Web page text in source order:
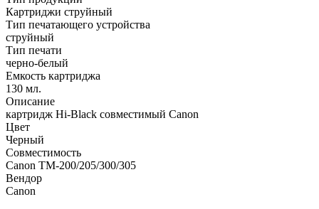
Картриджи струйный
Тип печатающего устройства
струйный
Тип печати
черно-белый
Емкость картриджа
130 мл.
Описание
картридж Hi-Black совместимый Canon
Цвет
Черный
Совместимость
Canon TM-200/205/300/305
Вендор
Canon